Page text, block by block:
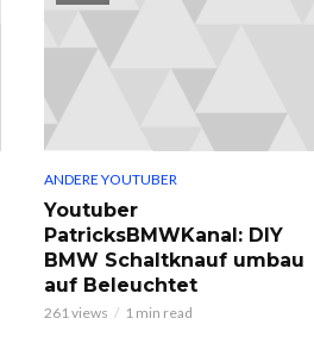
ANDERE YOUTUBER
Youtuber
PatricksBMWKanal: DIY
BMW Schaltknauf umbau
auf Beleuchtet
261 views 1 min read